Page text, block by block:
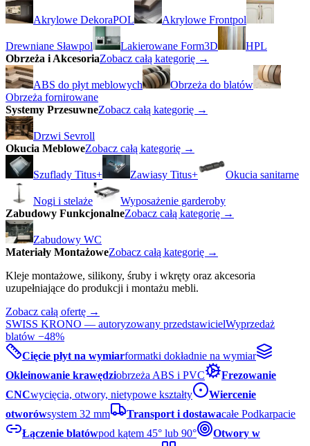
Akrylowe DekoraPOL Akrylowe Frontpol
Drewniane Sławpol Lakierowane Form3D
HPL
Obrzeża i AkcesoriaZobacz całą kategorię →
ABS do płyt meblowych
Obrzeża do blatów
Obrzeża fornirowane
Systemy PrzesuwneZobacz całą kategorię →
Drzwi Sevroll
Okucia MebloweZobacz całą kategorię →
Szuflady Titus+ Zawiasy Titus+ Okucia sanitarne
Nogi i stelaże
Wyposażenie garderoby
Zabudowy FunkcjonalneZobacz całą kategorię →
Zabudowy WC
Materiały MontażoweZobacz całą kategorię →
Kleje montażowe, silikony, śruby i wkręty oraz akcesoria
uzupełniające do produkcji i montażu mebli.
Zobacz całą ofertę →
SWISS KRONO — autoryzowany przedstawicielWyprzedaż
blatów −48%
Cięcie płyt na wymiarformatki dokładnie na wymiar
Okleinowanie krawędziobrzeża ABS i PVC
Frezowanie
CNCwycięcia, otwory, nietypowe kształty
Wiercenie
otworówsystem 32 mm Transport i dostawacałe Podkarpacie
Łączenie blatówpod kątem 45° lub 90°
Otwory w